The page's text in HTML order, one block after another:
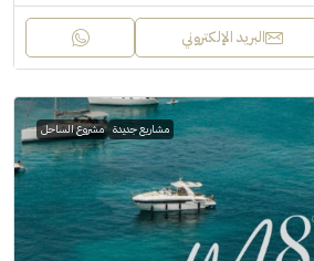
البريد الإلكتروني
مشاريع جديدة مشروع الساحل